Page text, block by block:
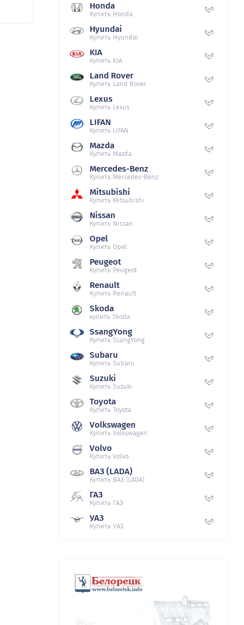
Honda
Купить Honda
Hyundai
Купить Hyundai
KIA
Купить KIA
Land Rover
Купить Land Rover
Lexus
Купить Lexus
LIFAN
Купить LIFAN
Mazda
Купить Mazda
Mercedes-Benz
Купить Mercedes-Benz
Mitsubishi
Купить Mitsubishi
Nissan
Купить Nissan
Opel
Купить Opel
Peugeot
Купить Peugeot
Renault
Купить Renault
Skoda
купить Skoda
SsangYong
Купить SsangYong
Subaru
Купить Subaru
Suzuki
Купить Suzuki
Toyota
Купить Toyota
Volkswagen
Купить Volkswagen
Volvo
Купить Volvo
ВАЗ (LADA)
Купить ВАЗ (LADA)
ГАЗ
Купить ГАЗ
УАЗ
Купить УАЗ